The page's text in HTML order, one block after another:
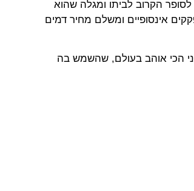
הקרוב לביתו ומגלה שהוא
אינסופיים ומשלם מחיר דמים
הכי אוהב בעולם, שהשמש בה